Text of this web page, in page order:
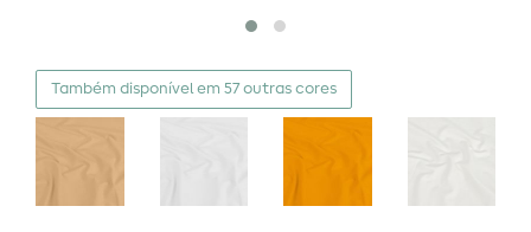
Também disponível em 57 outras cores